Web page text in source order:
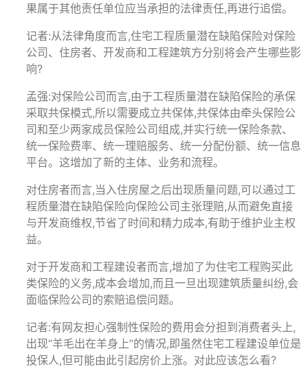
果属于其他责任单位应当承担的法律责任,再进行追偿。
记者:从法律角度而言,住宅工程质量潜在缺陷保险对保险
公司、住房者、开发商和工程建筑方分别将会产生哪些影
响?
孟强:对保险公司而言,由于工程质量潜在缺陷保险的承保
采取共保模式,所以需要成立共保体,共保体由牵头保险公
司和至少两家成员保险公司组成,并实行统一保险条款、
统一保险费率、统一理赔服务、统一分配份额、统一信息
平台。这增加了新的主体、业务和流程。
对住房者而言,当入住房屋之后出现质量问题,可以通过工
程质量潜在缺陷保险向保险公司主张理赔,从而避免直接
与开发商维权,节省了时间和精力成本,有助于维护业主权
益。
对于开发商和工程建设者而言,增加了为住宅工程购买此
类保险的义务,成本会增加,而且一旦出现建筑质量纠纷,会
面临保险公司的索赔追偿问题。
记者:有网友担心强制性保险的费用会分担到消费者头上,
出现“羊毛出在羊身上”的情况,即虽然住宅工程建设单位是
投保人,但可能由此引起房价上涨。对此应该怎么看?